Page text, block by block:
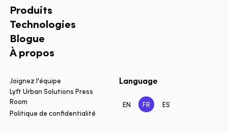
Produits
Technologies
Blogue
À propos
Joignez l'équipe
Lyft Urban Solutions Press
Room
Politique de confidentialité
Language
EN FR ES